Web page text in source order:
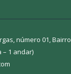
número 01, Bairro
1 andar)